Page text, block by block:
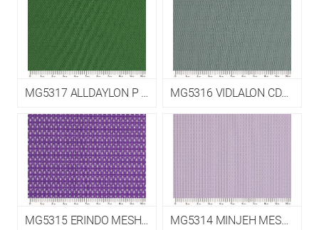
MG5317 ALLDAYLON P EPM1 MG5316 VIDLALON CDP-P EPM5
MG5315 ERINDO MESH P EPM5 MG5314 MINJEH MESH P EPM5